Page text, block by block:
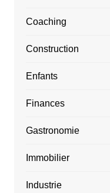
Coaching
Construction
Enfants
Finances
Gastronomie
Immobilier
Industrie